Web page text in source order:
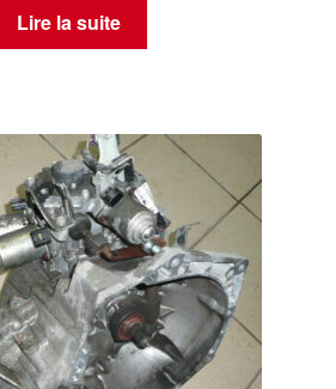
Lire la suite